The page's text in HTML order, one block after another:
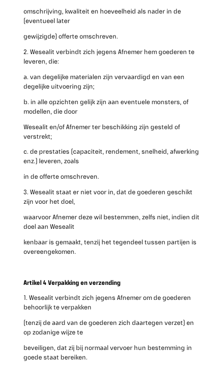
omschrijving, kwaliteit en hoeveelheid als nader in de
(eventueel later
gewijzigde) offerte omschreven.
2. Wesealit verbindt zich jegens Afnemer hem goederen te
leveren, die:
a. van degelijke materialen zijn vervaardigd en van een
degelijke uitvoering zijn;
b. in alle opzichten gelijk zijn aan eventuele monsters, of
modellen, die door
Wesealit en/of Afnemer ter beschikking zijn gesteld of
verstrekt;
c. de prestaties (capaciteit, rendement, snelheid, afwerking
enz.) leveren, zoals
in de offerte omschreven.
3. Wesealit staat er niet voor in, dat de goederen geschikt
zijn voor het doel,
waarvoor Afnemer deze wil bestemmen, zelfs niet, indien dit
doel aan Wesealit
kenbaar is gemaakt, tenzij het tegendeel tussen partijen is
overeengekomen.
Artikel 4 Verpakking en verzending
1. Wesealit verbindt zich jegens Afnemer om de goederen
behoorlijk te verpakken
(tenzij de aard van de goederen zich daartegen verzet) en
op zodanige wijze te
beveiligen, dat zij bij normaal vervoer hun bestemming in
goede staat bereiken.